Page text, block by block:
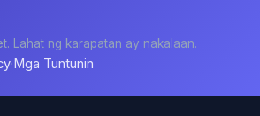
Lahat ng karapatan ay nakalaan.
·Mga Tuntunin